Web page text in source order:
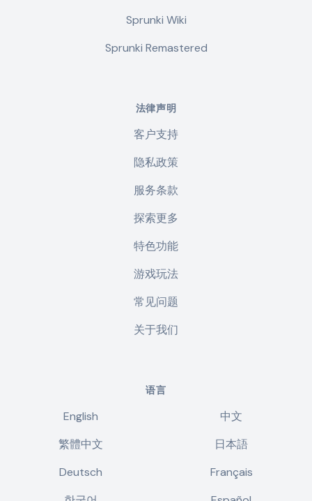
Sprunki Wiki
Sprunki Remastered
法律声明
客户支持
隐私政策
服务条款
探索更多
特色功能
游戏玩法
常见问题
关于我们
语言
English
中文
繁體中文
日本語
Deutsch
Français